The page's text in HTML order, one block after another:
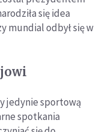
się idea
mundial odbył się w
jedynie sportową
spotkania